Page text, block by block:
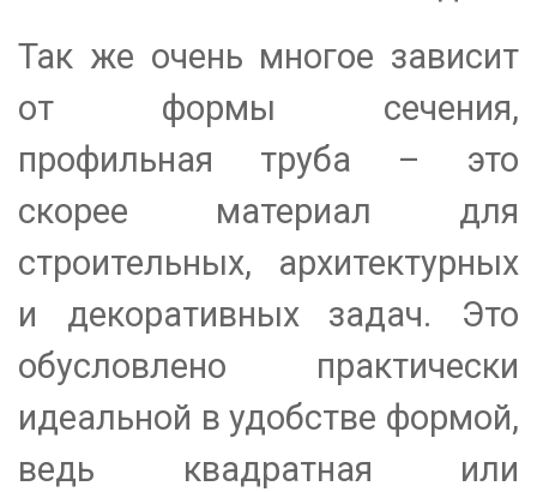
Так же очень многое зависит
от формы сечения,
профильная труба – это
скорее материал для
строительных, архитектурных
и декоративных задач. Это
обусловлено практически
идеальной в удобстве формой,
ведь квадратная или